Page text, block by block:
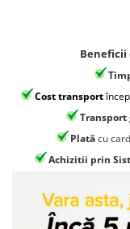
Jocuri de relaxare
Papusi Barbie
Ceasuri copii
Jocuri de cooperare
Jocuri dezvoltarea
Jocuri geografie
Jocuri invatat limba
Beneficii
Cost transport
Platăcu
Achizitii prin